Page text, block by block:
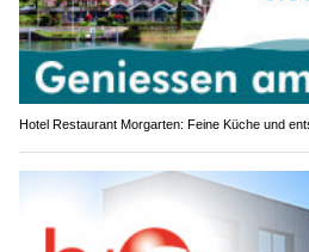
Hotel Restaurant Morgarten: Feine Küche und